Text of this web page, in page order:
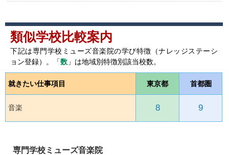
類似学校比較案内
下記は専門学校ミューズ音楽院の学び特徴（ナレッジステーシ
ョン登録）。「数 」は地域別特徴別該当校数。
就きたい仕事項目 東京都 首都圏
音楽 8 9
専門学校ミューズ音楽院